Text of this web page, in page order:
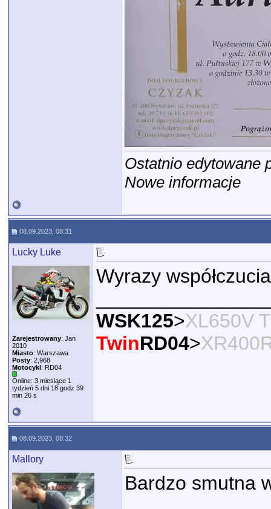
Ostatnio edytowane
Nowe informacje
08.09.2023, 08:31
Lucky Luke
Zarejestrowany: Jan
2010
Miasto: Warszawa
Posty: 2,968
Motocykl: RD04
Online: 3 miesiące 1
tydzień 5 dni 18 godz 39
min 26 s
Wyrazy współczucia
WSK125>XL650V
TwinRD04>
08.09.2023, 08:32
Mallory
Bardzo smutna